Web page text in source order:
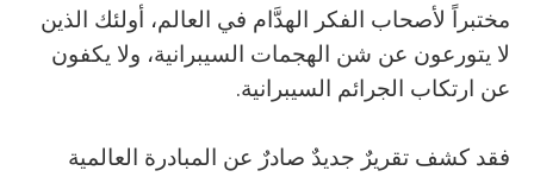
مختبراً لأصحاب الفكر الهدَّام في العالم، أولئك الذين
لا يتورعون عن شن الهجمات السيبرانية، ولا يكفون
عن ارتكاب الجرائم السيبرانية.
فقد كشف تقريرٌ جديدٌ صادرٌ عن المبادرة العالمية